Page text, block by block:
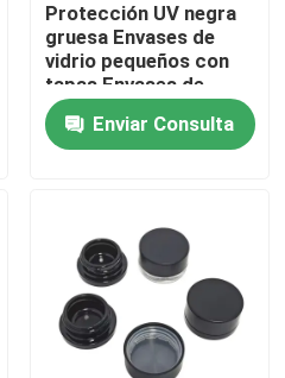
Protección UV negra
gruesa Envases de
vidrio pequeños con
tapas Envases de
concentrado de 5 ml
Enviar Consulta